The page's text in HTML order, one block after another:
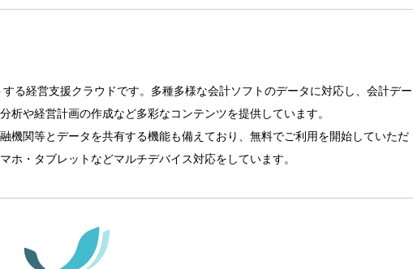
る経営支援クラウドです。多種多様な会計ソフトのデータに対応し、会計デー
析や経営計画の作成など多彩なコンテンツを提供しています。
機関等とデータを共有する機能も備えており、無料でご利用を開始していただ
・タブレットなどマルチデバイス対応をしています。